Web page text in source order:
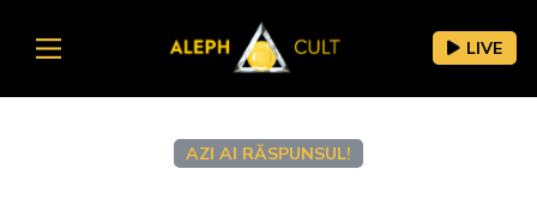
LIVE
AZI AI RĂSPUNSUL!